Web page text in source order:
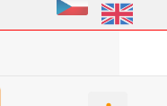
Eshop v provozu do 31.10.2026